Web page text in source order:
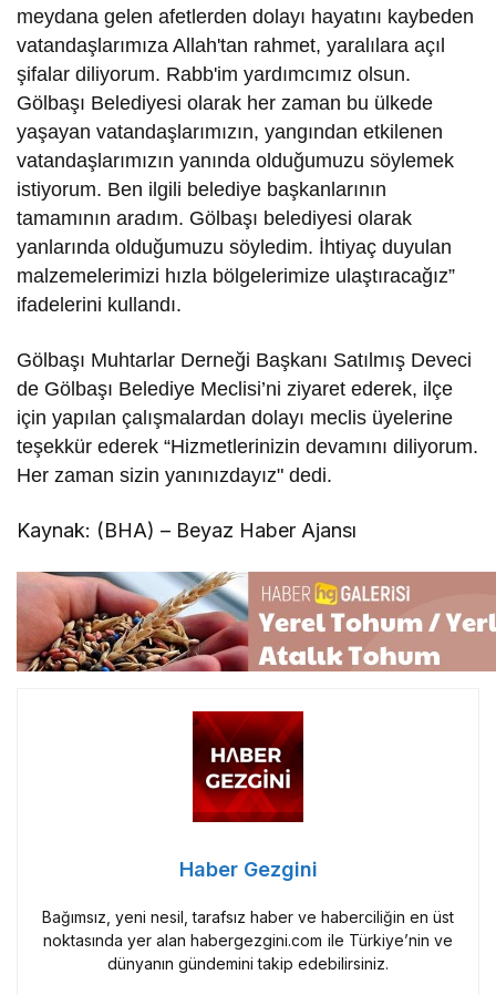
meydana gelen afetlerden dolayı hayatını kaybeden
vatandaşlarımıza Allah'tan rahmet, yaralılara açıl
şifalar diliyorum. Rabb'im yardımcımız olsun.
Gölbaşı Belediyesi olarak her zaman bu ülkede
yaşayan vatandaşlarımızın, yangından etkilenen
vatandaşlarımızın yanında olduğumuzu söylemek
istiyorum. Ben ilgili belediye başkanlarının
tamamının aradım. Gölbaşı belediyesi olarak
yanlarında olduğumuzu söyledim. İhtiyaç duyulan
malzemelerimizi hızla bölgelerimize ulaştıracağız”
ifadelerini kullandı.
Gölbaşı Muhtarlar Derneği Başkanı Satılmış Deveci
de Gölbaşı Belediye Meclisi’ni ziyaret ederek, ilçe
için yapılan çalışmalardan dolayı meclis üyelerine
teşekkür ederek “Hizmetlerinizin devamını diliyorum.
Her zaman sizin yanınızdayız" dedi.
Kaynak: (BHA) – Beyaz Haber Ajansı
Haber Gezgini
Bağımsız, yeni nesil, tarafsız haber ve haberciliğin en üst
noktasında yer alan habergezgini.com ile Türkiye’nin ve
dünyanın gündemini takip edebilirsiniz.